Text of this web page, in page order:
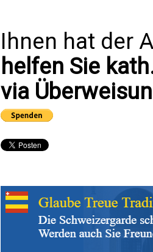
Ihnen hat der
helfen Sie
via